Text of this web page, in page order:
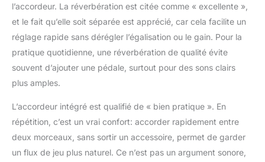
l’accordeur. La réverbération est citée comme « excellente »,
et le fait qu’elle soit séparée est apprécié, car cela facilite un
réglage rapide sans dérégler l’égalisation ou le gain. Pour la
pratique quotidienne, une réverbération de qualité évite
souvent d’ajouter une pédale, surtout pour des sons clairs
plus amples.
L’accordeur intégré est qualifié de « bien pratique ». En
répétition, c’est un vrai confort: accorder rapidement entre
deux morceaux, sans sortir un accessoire, permet de garder
un flux de jeu plus naturel. Ce n’est pas un argument sonore,